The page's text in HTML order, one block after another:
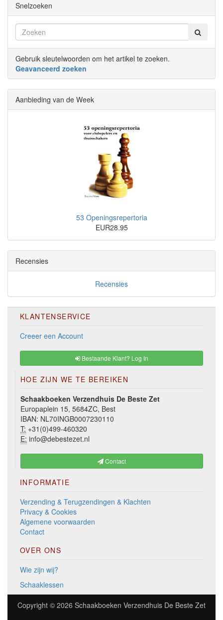
Snelzoeken
Gebruik sleutelwoorden om het artikel te zoeken.
Geavanceerd zoeken
Aanbieding van de Week
53 Openingsrepertoria
EUR28.95
Recensies
Recensies
KLANTENSERVICE
Creeer een Account
Bestaande Klant? Log In
HOE ZIJN WE TE BEREIKEN
Schaakboeken Verzendhuis De Beste Zet
Europaplein 15, 5684ZC, Best
IBAN: NL70INGB0007230110
T: +31(0)499-460320
E: info@debestezet.nl
Contact
INFORMATIE
Verzending & Terugzendingen & Klachten
Privacy & Cookies
Algemene voorwaarden
Contact
OVER ONS
Wie zijn wij?
Schaaklessen
Copyright © 2026 Schaakboeken Verzendhuis De Beste Zet